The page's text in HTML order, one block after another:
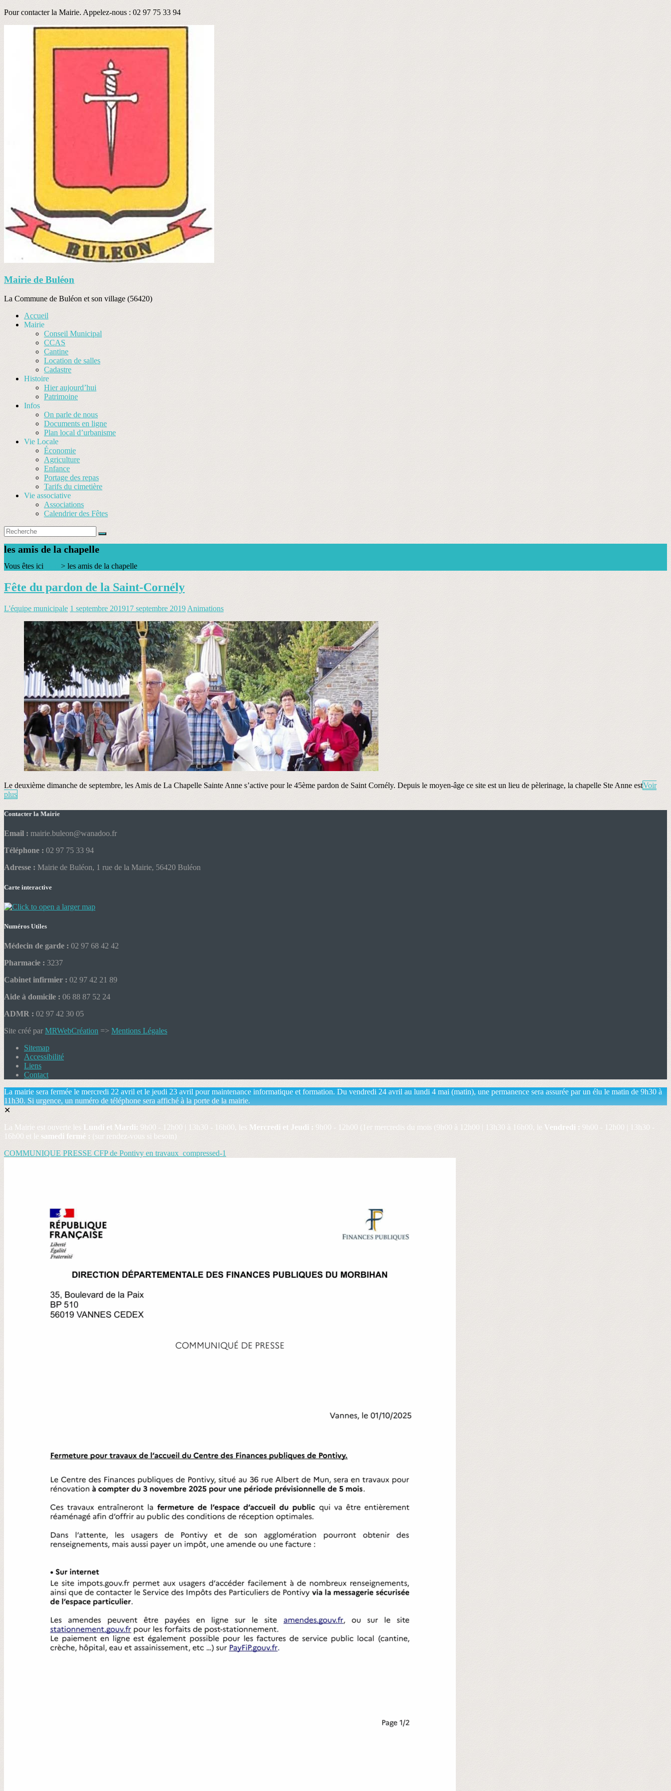
Pour contacter la Mairie. Appelez-nous : 02 97 75 33 94
Mairie de Buléon
La Commune de Buléon et son village (56420)
Accueil
Mairie
Conseil Municipal
CCAS
Cantine
Location de salles
Cadastre
Histoire
Hier aujourd’hui
Patrimoine
Infos
On parle de nous
Documents en ligne
Plan local d’urbanisme
Vie Locale
Économie
Agriculture
Enfance
Portage des repas
Tarifs du cimetière
Vie associative
Associations
Calendrier des Fêtes
les amis de la chapelle
Vous êtes ici > les amis de la chapelle
Fête du pardon de la Saint-Cornély
L'équipe municipale 1 septembre 201917 septembre 2019 Animations
Le deuxième dimanche de septembre, les Amis de La Chapelle Sainte Anne s’active pour le 45ème pardon de Saint Cornély. Depuis le moyen-âge ce site est un lieu de pèlerinage, la chapelle Ste Anne estVoir
plus
Contacter la Mairie
Email : mairie.buleon@wanadoo.fr
Téléphone : 02 97 75 33 94
Adresse : Mairie de Buléon, 1 rue de la Mairie, 56420 Buléon
Carte interactive
Numéros Utiles
Médecin de garde : 02 97 68 42 42
Pharmacie : 3237
Cabinet infirmier : 02 97 42 21 89
Aide à domicile : 06 88 87 52 24
ADMR : 02 97 42 30 05
Site créé par MRWebCréation => Mentions Légales
Sitemap
Accessibilité
Liens
Contact
La mairie sera fermée le mercredi 22 avril et le jeudi 23 avril pour maintenance informatique et formation. Du vendredi 24 avril au lundi 4 mai (matin), une permanence sera assurée par un élu le matin de 9h30 à
11h30. Si urgence, un numéro de téléphone sera affiché à la porte de la mairie.
✕
La Mairie est ouverte les Lundi et Mardi: 9h00 - 12h00 | 13h30 - 16h00, les Mercredi et Jeudi : 9h00 - 12h00 (1er mercredis du mois (9h00 à 12h00 | 13h30 à 16h00, le Vendredi : 9h00 - 12h00 | 13h30 -
16h00 et le samedi fermé : (sur rendez-vous si besoin)
COMMUNIQUE PRESSE CFP de Pontivy en travaux_compressed-1